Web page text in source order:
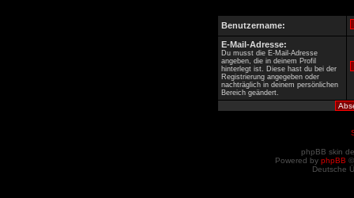
Benutzername:
E-Mail-Adresse:
Du musst die E-Mail-Adresse
angeben, die in deinem Profil
hinterlegt ist. Diese hast du bei der
Registrierung angegeben oder
nachträglich in deinem persönlichen
Bereich geändert.
phpBB skin
Powered by phpBB
Deutsche